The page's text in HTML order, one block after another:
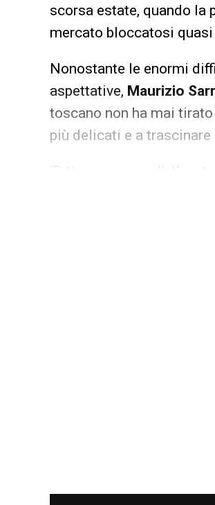
scorsa estate, quando la
mercato bloccatosi
Nonostante le enormi
aspettative, Maurizio
toscano non ha mai
più delicati e a
Tuttavia, proprio